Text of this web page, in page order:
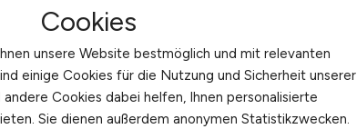
Cookies
unsere Website bestmöglich und mit relevanten
einige Cookies für die Nutzung und Sicherheit unserer
Cookies dabei helfen, Ihnen personalisierte
Sie dienen außerdem anonymen Statistikzwecken.